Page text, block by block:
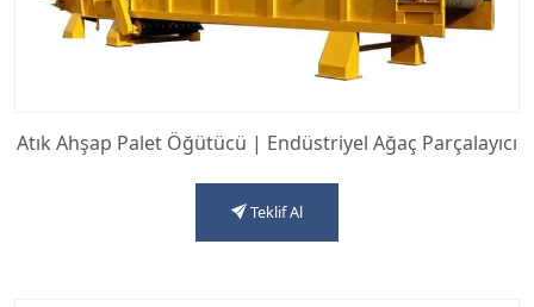
Atık Ahşap Palet Öğütücü | Endüstriyel Ağaç Parçalayıcı
Teklif Al